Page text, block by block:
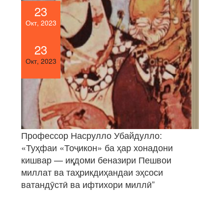
23
Окт, 2023
23
Окт, 2023
Профессор Насрулло Убайдулло:
«Туҳфаи «Тоҷикон» ба ҳар хонадони
кишвар — иқдоми беназири Пешвои
миллат ва таҳрикдиҳандаи эҳсоси
ватандӯстӣ ва ифтихори миллӣ”